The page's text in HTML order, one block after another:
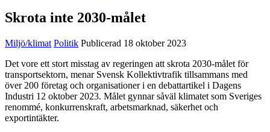
Skrota inte 2030-målet
Miljö/klimat Politik Publicerad 18 oktober 2023
Det vore ett stort misstag av regeringen att skrota 2030-målet för
transportsektorn, menar Svensk Kollektivtrafik tillsammans med
över 200 företag och organisationer i en debattartikel i Dagens
Industri 12 oktober 2023. Målet gynnar såväl klimatet som Sveriges
renommé, konkurrenskraft, arbetsmarknad, säkerhet och
exportintäkter.